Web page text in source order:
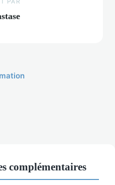
complémentaires